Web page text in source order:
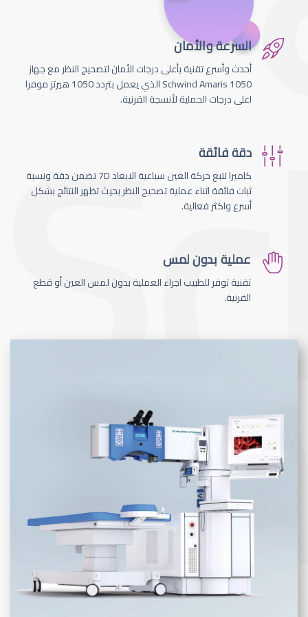
السرعة والأمان
أحدث وأسرع تقنية بأعلى درجات الأمان لتصحيج النظر مع جهاز
Schwind Amaris 1050 الذي يعمل بتردد 1050 هيرتز موفرا
اعلى درجات الحماية لأنسجة القرنية.
دقة فائقة
كاميرا تتبع حركة العين سباعية الابعاد 7D تضمن دقة ونسبة
ثبات فائقة اثناء عملية تصحيح النظر بحيث تظهر النتائج بشكل
أسرع واكثر فعالية.
عملية بدون لمس
تقنية توفر للطبيب اجراء العملية بدون لمس العين أو قطع
القرنية.